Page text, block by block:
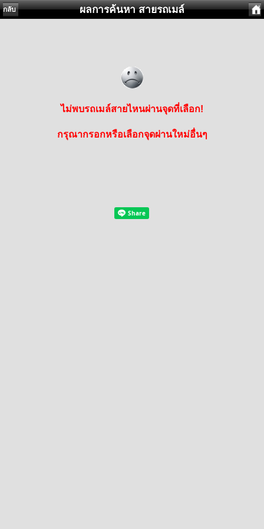
กลับ ผลการค้นหา สายรถเมล์
ไม่พบรถเมล์สายไหนผ่านจุดที่เลือก!
กรุณากรอกหรือเลือกจุดผ่านใหม่อื่นๆ